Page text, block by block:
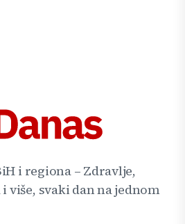
i regiona – Zdravlje,
više, svaki dan na jednom